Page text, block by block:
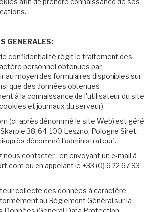
afin de prendre connaissance de ses
confidentialité régit le traitement des
personnel obtenues par
au moyen des formulaires disponibles sur
que des données obtenues
à la connaissance de l'utilisateur du site
et journaux du serveur).
(ci-après dénommé le site Web) est géré
Skarpie 38, 64-100 Leszno, Pologne Siret:
après dénommé l'administrateur).
nous contacter : en envoyant un e-mail à
ou en appelant le +33 (0) 6 22 67 93
collecte des données à caractère
au Règlement Général sur la
Données (General Data Protection